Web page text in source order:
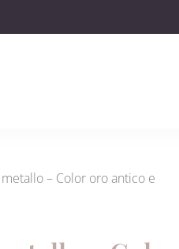
– Color oro antico e